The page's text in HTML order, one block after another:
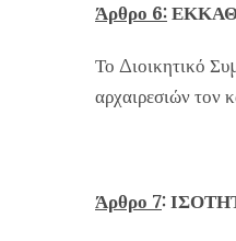
Άρθρο 6:
Το Διοικητικό
αρχαιρεσιών τον
Άρθρο 7: